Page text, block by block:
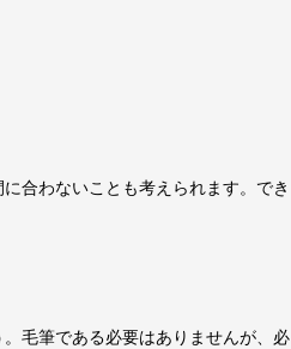
合わないことも考えられます。でき
毛筆である必要はありませんが、必